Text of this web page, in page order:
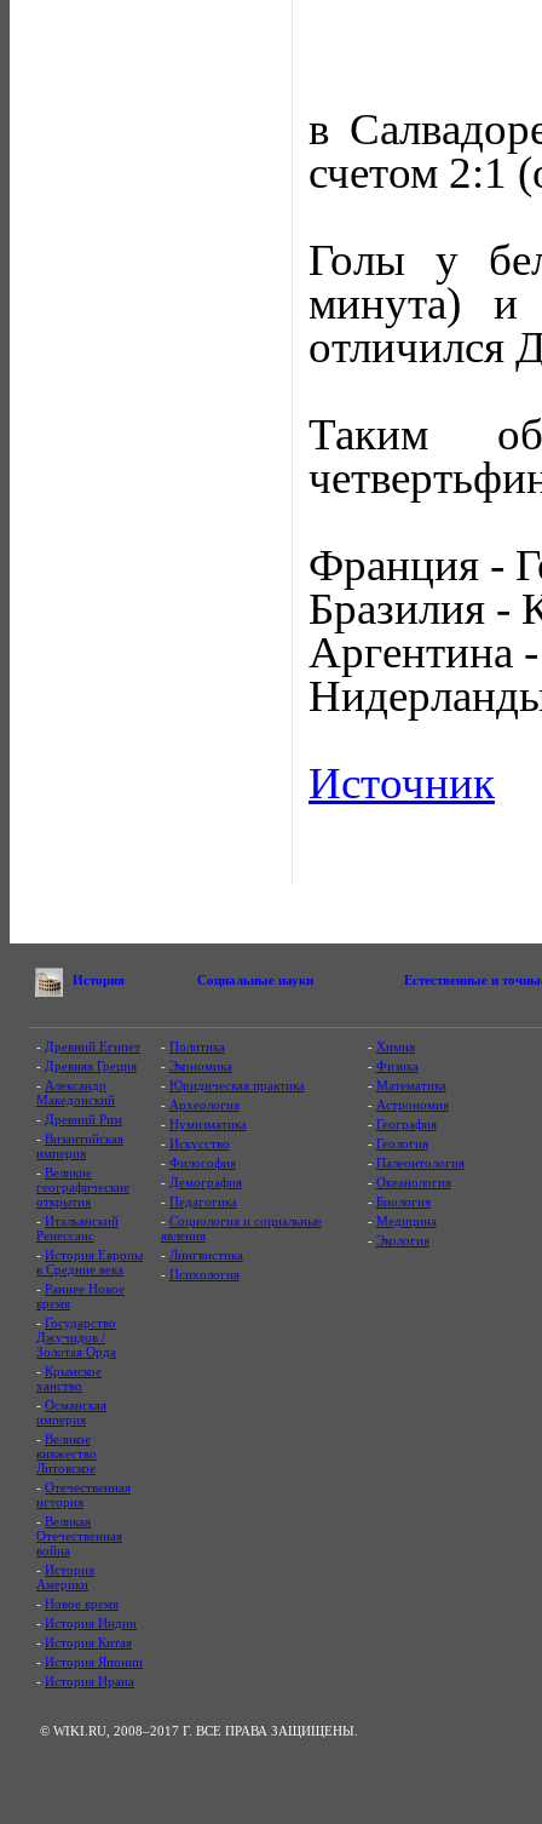
в
счетом 2:1
Голы у
минута)
отличился
Таким
Франция -
Бразилия -
Аргентина
Источник
История Социальные науки Естественные и
- Древний Египет
- Древняя Греция
- Александр
Македонский
- Древний Рим
- Византийская
империя
- Великие
географические
открытия
- Итальянский
Ренессанс
- История Европы
в Средние века
- Раннее Новое
время
- Государство
Джучидов /
Золотая Орда
- Крымское
ханство
- Османская
империя
- Великое
княжество
Литовское
- Отечественная
история
- Великая
Отечественная
война
- История
Америки
- Новое время
- История Индии
- История Китая
- История Японии
- История Ирана
- Политика
- Экономика
- Юридическая практика
- Археология
- Нумизматика
- Искусство
- Философия
- Демография
- Педагогика
- Социология и социальные
явления
- Лингвистика
- Психология
- Химия
- Физика
- Математика
- Астрономия
- География
- Геология
- Палеонтология
- Океанология
- Биология
- Медицина
- Экология
© WIKI.RU, 2008–2017 Г. ВСЕ ПРАВА ЗАЩИЩЕНЫ.